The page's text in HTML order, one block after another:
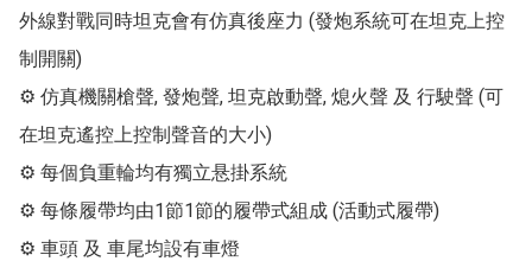
外線對戰同時坦克會有仿真後座力 (發炮系統可在坦克上控
制開關)
⚙ 仿真機關槍聲, 發炮聲, 坦克啟動聲, 熄火聲 及 行駛聲 (可
在坦克遙控上控制聲音的大小)
⚙ 每個負重輪均有獨立悬掛系統
⚙ 每條履帶均由1節1節的履帶式組成 (活動式履帶)
⚙ 車頭 及 車尾均設有車燈